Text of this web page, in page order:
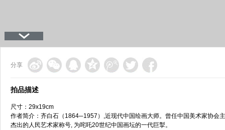
分享
拍品描述
尺寸：29x19cm
作者简介：齐白石（1864─1957）,近现代中国绘画大师。曾任中国美术家协会
杰出的人民艺术家称号, 为咤吒20世纪中国画坛的一代巨掣。